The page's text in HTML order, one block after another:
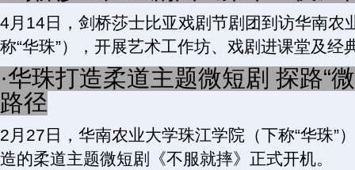
4月14日，剑桥莎士比亚戏剧节剧团到访华南农
称“华珠”），开展艺术工作坊、戏剧进课堂及经
·华珠打造柔道主题微短剧 探路“
路径
2月27日，华南农业大学珠江学院（下称“华珠”
造的柔道主题微短剧《不服就摔》正式开机。